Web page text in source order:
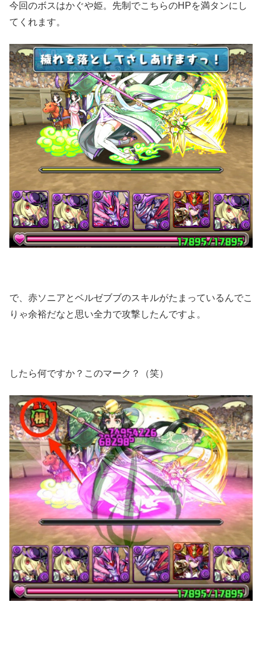
今回のボスはかぐや姫。先制でこちらのHPを満タンにし
てくれます。
で、赤ソニアとベルゼブブのスキルがたまっているんでこ
りゃ余裕だなと思い全力で攻撃したんですよ。
したら何ですか？このマーク？（笑）